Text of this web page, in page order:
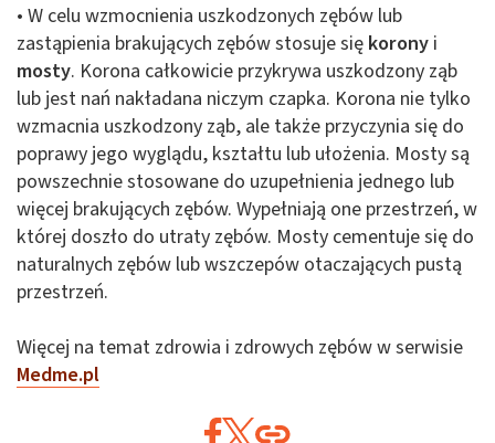
• W celu wzmocnienia uszkodzonych zębów lub
zastąpienia brakujących zębów stosuje się korony i
mosty. Korona całkowicie przykrywa uszkodzony ząb
lub jest nań nakładana niczym czapka. Korona nie tylko
wzmacnia uszkodzony ząb, ale także przyczynia się do
poprawy jego wyglądu, kształtu lub ułożenia. Mosty są
powszechnie stosowane do uzupełnienia jednego lub
więcej brakujących zębów. Wypełniają one przestrzeń, w
której doszło do utraty zębów. Mosty cementuje się do
naturalnych zębów lub wszczepów otaczających pustą
przestrzeń.
Więcej na temat zdrowia i zdrowych zębów w serwisie
Medme.pl